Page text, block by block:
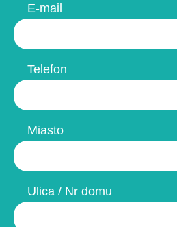
E-mail
Telefon
Miasto
Ulica / Nr domu